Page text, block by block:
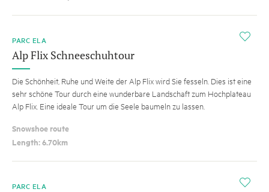
i
PARC ELA
Alp Flix Schneeschuhtour
Die Schönheit, Ruhe und Weite der Alp Flix wird Sie fesseln. Dies ist eine
sehr schöne Tour durch eine wunderbare Landschaft zum Hochplateau
Alp Flix. Eine ideale Tour um die Seele baumeln zu lassen.
Snowshoe route
Length: 6.70km
i
PARC ELA